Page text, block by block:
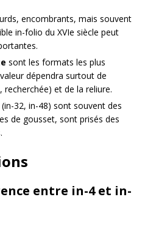
encombrants, mais souvent
in-folio du XVIe siècle peut
sont les formats les plus
dépendra surtout de
recherchée) et de la reliure.
(in-32, in-48) sont souvent des
de gousset, sont prisés des
entre in-4 et in-